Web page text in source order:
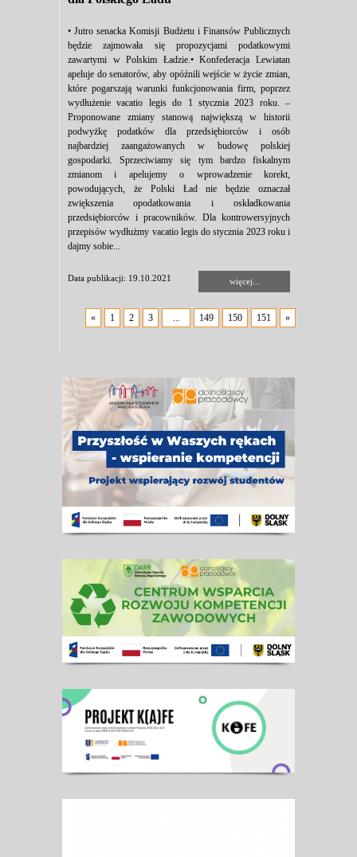
• Jutro senacka Komisji Budżetu i Finansów Publicznych
będzie zajmowała się propozycjami podatkowymi
zawartymi w Polskim Ładzie.• Konfederacja Lewiatan
apeluje do senatorów, aby opóźnili wejście w życie zmian,
które pogarszają warunki funkcjonowania firm, poprzez
wydłużenie vacatio legis do 1 stycznia 2023 roku. –
Proponowane zmiany stanową największą w historii
podwyżkę podatków dla przedsiębiorców i osób
najbardziej zaangażowanych w budowę polskiej
gospodarki. Sprzeciwiamy się tym bardzo fiskalnym
zmianom i apelujemy o wprowadzenie korekt,
powodujących, że Polski Ład nie będzie oznaczał
zwiększenia opodatkowania i oskładkowania
przedsiębiorców i pracowników. Dla kontrowersyjnych
przepisów wydłużmy vacatio legis do stycznia 2023 roku i
dajmy sobie...
Data publikacji: 19.10.2021 więcej...
« 1 2 3 ... 149 150 151 »